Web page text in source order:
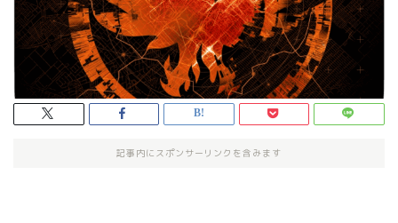
記事内にスポンサーリンクを含みます